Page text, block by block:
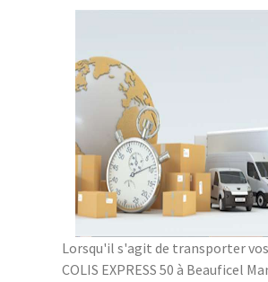
Lorsqu'il s'agit de transporter
COLIS EXPRESS 50 à Beauficel